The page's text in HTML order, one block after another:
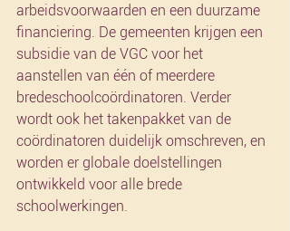
arbeidsvoorwaarden en een duurzame
financiering. De gemeenten krijgen een
subsidie van de VGC voor het
aanstellen van één of meerdere
bredeschoolcoördinatoren. Verder
wordt ook het takenpakket van de
coördinatoren duidelijk omschreven, en
worden er globale doelstellingen
ontwikkeld voor alle brede
schoolwerkingen.